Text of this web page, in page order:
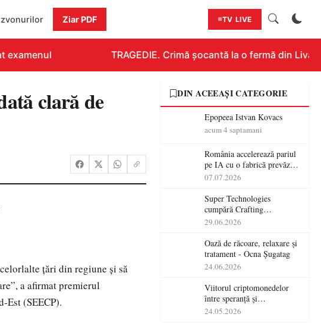
zvonurilor Ziar PDF TV LIVE
TRAGEDIE. Crimă șocantă la o fermă din
clară de
ţări din regiune şi să
a afirmat premierul
Est (SEECP).
DIN ACEEAȘI CATEGORIE
Epopeea Istvan Kovacs
acum 4 saptamani
România accelerează pariul
pe IA cu o fabrică prevăzută
pentru 2027
07.07.2026
Super Technologies
cumpără Crafting
Technologies și își extinde
România
29.06.2026
Oază de răcoare, relaxare și
tratament - Ocna Șugatag
24.06.2026
Viitorul criptomonedelor
între speranță și
incertitudine
24.05.2026